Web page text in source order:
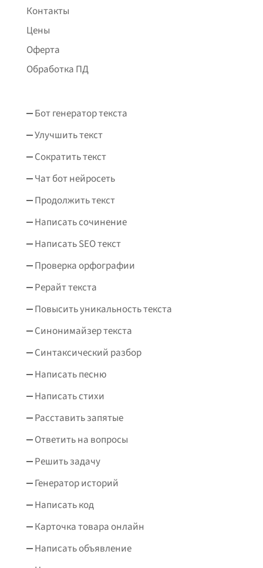
Контакты
Цены
Оферта
Обработка ПД
Бот генератор текста
Улучшить текст
Сократить текст
Чат бот нейросеть
Продолжить текст
Написать сочинение
Написать SEO текст
Проверка орфографии
Рерайт текста
Повысить уникальность текста
Синонимайзер текста
Синтаксический разбор
Написать песню
Написать стихи
Расставить запятые
Ответить на вопросы
Решить задачу
Генератор историй
Написать код
Карточка товара онлайн
Написать объявление